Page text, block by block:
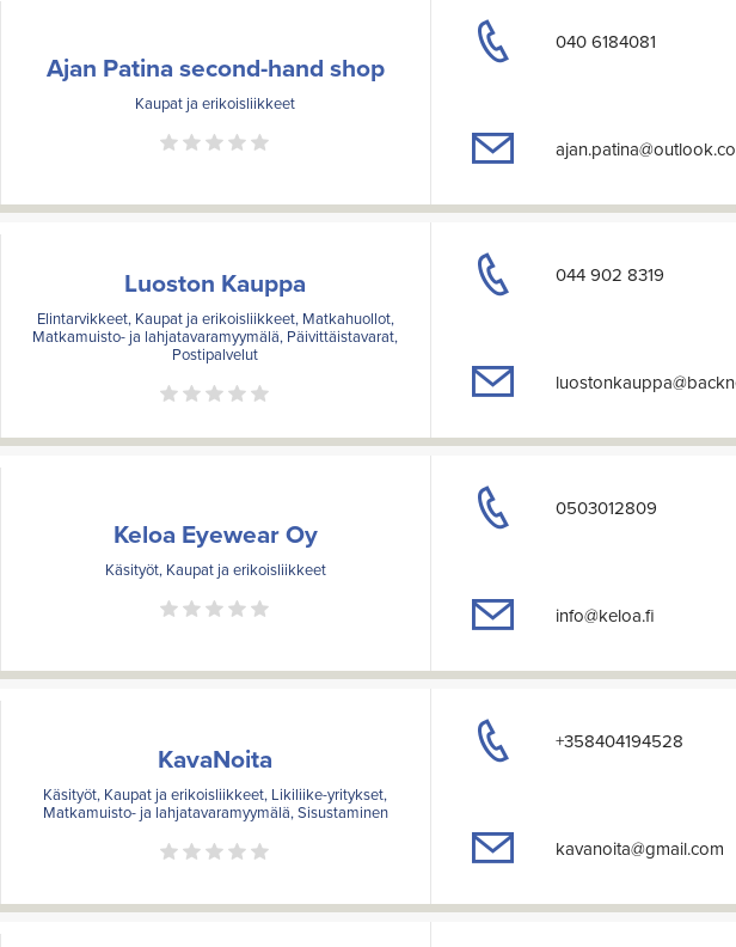
Ajan Patina second-hand shop
Kaupat ja erikoisliikkeet
040 6184081
Luoston Kauppa
Elintarvikkeet, Kaupat ja erikoisliikkeet, Matkahuollot,
Matkamuisto- ja lahjatavaramyymälä, Päivittäistavarat,
Postipalvelut
044 902 8319
Keloa Eyewear Oy
Käsityöt, Kaupat ja erikoisliikkeet
0503012809
info@keloa.fi
KavaNoita
Käsityöt, Kaupat ja erikoisliikkeet, Likiliike-yritykset,
Matkamuisto- ja lahjatavaramyymälä, Sisustaminen
+358404194528
kavanoita@gmail.com